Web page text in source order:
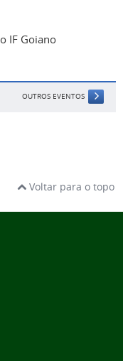
IF Goiano
OUTROS EVENTOS
Voltar para o topo